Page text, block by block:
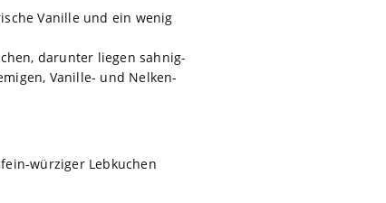
Vanille und ein wenig
darunter liegen sahnig-
Vanille- und Nelken-
würziger Lebkuchen